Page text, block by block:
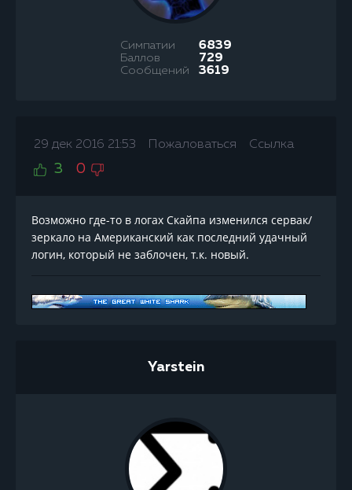
Симпатии 6839
Баллов 729
Сообщений 3619
29 дек 2016 21:53 Пожаловаться Ссылка
3 0
Возможно где-то в логах Скайпа изменился сервак/
зеркало на Американский как последний удачный
логин, который не заблочен, т.к. новый.
Yarstein